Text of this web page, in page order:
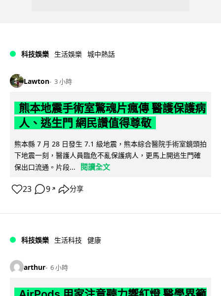
科技娛樂 生活娛樂 城中熱話
Lawton 3 小時
熊本地震手術室驚魂片瘋傳 醫護保護病
人、逃生門 網民讚值得尊敬
熊本縣 7 月 28 日發生 7.1 級地震，熊本綜合醫院手術室鏡頭拍
下地震一刻，醫護人員臨危不亂保護病人，更馬上開逃生門確
保出口流通。片段...
閱讀全文
23 9 ↗ 分享
科技娛樂 生活科技 健康
arthur 6 小時